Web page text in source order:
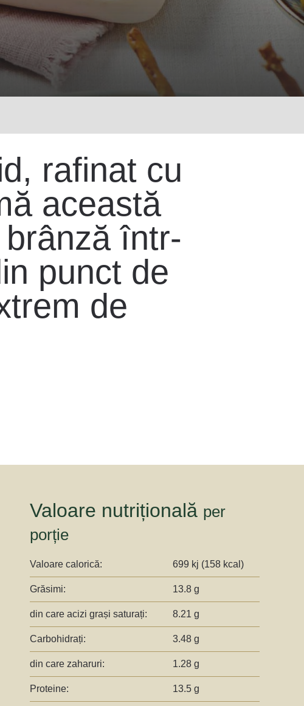
rafinat cu
această
într-
punct de
de
Valoare nutrițională per
porție
Valoare calorică: 699 kj (158 kcal)
Grăsimi: 13.8 g
din care acizi grași saturați: 8.21 g
Carbohidrați: 3.48 g
din care zaharuri: 1.28 g
Proteine: 13.5 g